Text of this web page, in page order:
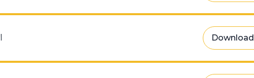
Download